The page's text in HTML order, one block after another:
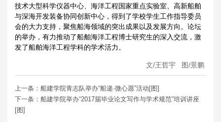
技术大型科学仪器中心、海洋工程国家重点实验室、高新船舶
与深海开发装备协同创新中心，得到了学校学生工作指导委员
会的大力支持，聚焦船海领域的突出成果以及发展方向。论坛
的举办，有力推动了船舶海洋工程博士研究生的深入交流，激
发了船舶海洋工程学科的学术活力。
文/王哲宇 图/景鹏
上一条：船建学院青志队举办“船递·微心愿”活动[图]
下一条：船建学院举办“2017届毕业论文写作与学术规范”培训讲座
[图]